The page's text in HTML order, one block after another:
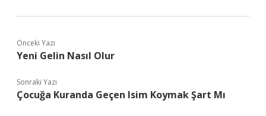
Önceki Yazı
Yeni Gelin Nasıl Olur
Sonraki Yazı
Çocuğa Kuranda Geçen Isim Koymak Şart Mı